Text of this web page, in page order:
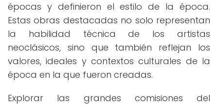
épocas y definieron el estilo de la época.
Estas obras destacadas no solo representan
la habilidad técnica de los artistas
neoclásicos, sino que también reflejan los
valores, ideales y contextos culturales de la
época en la que fueron creadas.
Explorar las grandes comisiones del